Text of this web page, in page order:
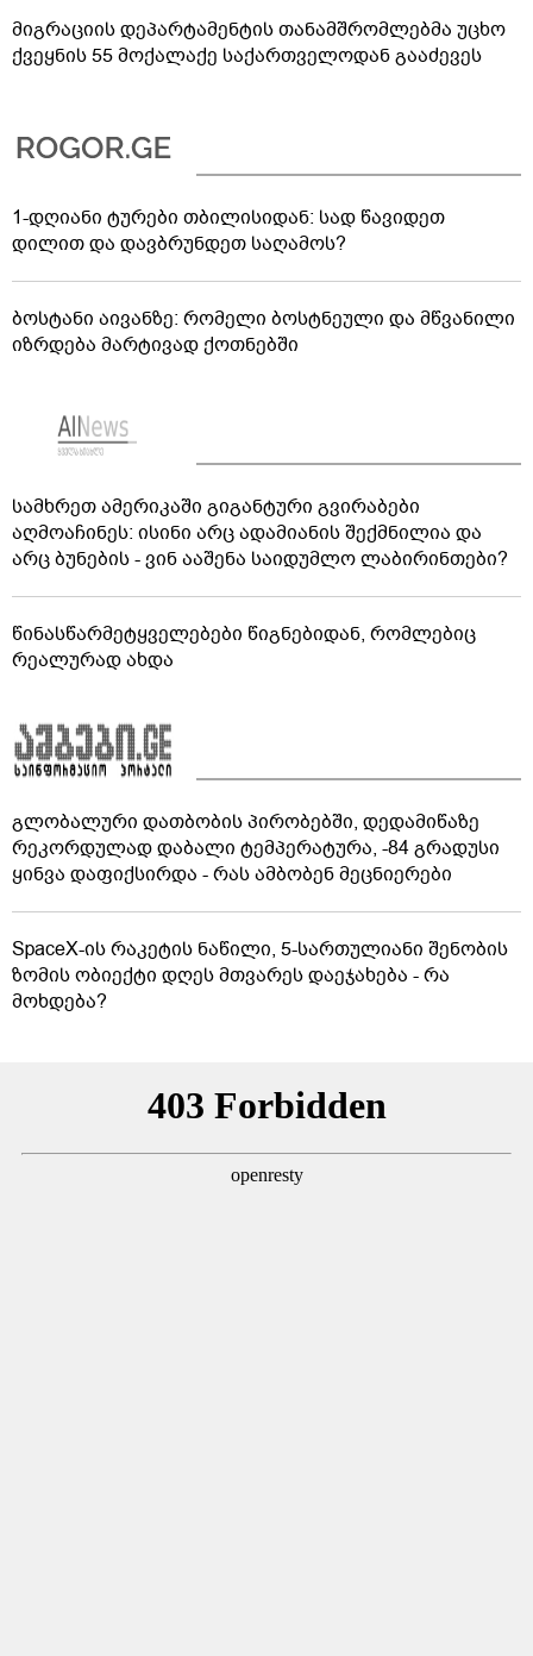
მიგრაციის დეპარტამენტის თანამშრომლებმა უცხო
ქვეყნის 55 მოქალაქე საქართველოდან გააძევეს
1-დღიანი ტურები თბილისიდან: სად წავიდეთ
დილით და დავბრუნდეთ საღამოს?
ბოსტანი აივანზე: რომელი ბოსტნეული და მწვანილი
იზრდება მარტივად ქოთნებში
სამხრეთ ამერიკაში გიგანტური გვირაბები
აღმოაჩინეს: ისინი არც ადამიანის შექმნილია და
არც ბუნების - ვინ ააშენა საიდუმლო ლაბირინთები?
წინასწარმეტყველებები წიგნებიდან, რომლებიც
რეალურად ახდა
გლობალური დათბობის პირობებში, დედამიწაზე
რეკორდულად დაბალი ტემპერატურა, -84 გრადუსი
ყინვა დაფიქსირდა - რას ამბობენ მეცნიერები
SpaceX-ის რაკეტის ნაწილი, 5-სართულიანი შენობის
ზომის ობიექტი დღეს მთვარეს დაეჯახება - რა
მოხდება?